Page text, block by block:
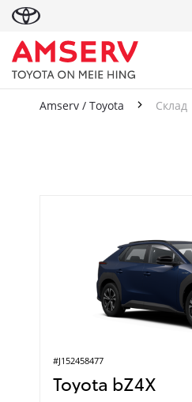
Amserv / Toyota Склад
#J152458477
Toyota bZ4X